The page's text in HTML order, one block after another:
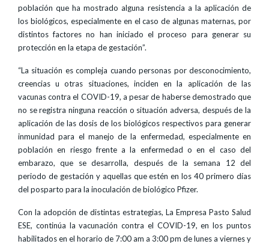
población que ha mostrado alguna resistencia a la aplicación de
los biológicos, especialmente en el caso de algunas maternas, por
distintos factores no han iniciado el proceso para generar su
protección en la etapa de gestación”.
“La situación es compleja cuando personas por desconocimiento,
creencias u otras situaciones, inciden en la aplicación de las
vacunas contra el COVID-19, a pesar de haberse demostrado que
no se registra ninguna reacción o situación adversa, después de la
aplicación de las dosis de los biológicos respectivos para generar
inmunidad para el manejo de la enfermedad, especialmente en
población en riesgo frente a la enfermedad o en el caso del
embarazo, que se desarrolla, después de la semana 12 del
periodo de gestación y aquellas que estén en los 40 primero días
del posparto para la inoculación de biológico Pfizer.
Con la adopción de distintas estrategias, La Empresa Pasto Salud
ESE, continúa la vacunación contra el COVID-19, en los puntos
habilitados en el horario de 7:00 am a 3:00 pm de lunes a viernes y